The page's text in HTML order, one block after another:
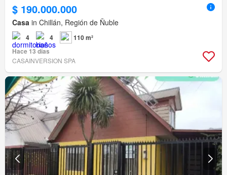
$ 190.000.000
Casa in Chillán, Región de Ñuble
4 4
110 m²
Hace 13 días
CASAINVERSION SPA